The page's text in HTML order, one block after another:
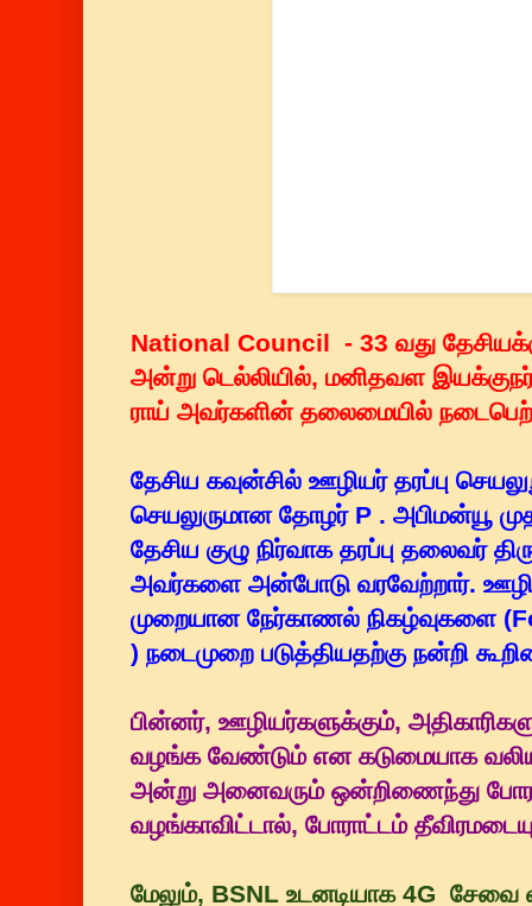
National Council - 33 வது
அன்று டெல்லியில், மனிதவள இயக்குநர்
ராய் அவர்களின் தலைமையில்
தேசிய கவுன்சில் ஊழியர் தரப்பு
செயலுருமான தோழர் P . அபிமன்யூ
தேசிய குழு நிர்வாக தரப்பு தலைவர்
அவர்களை அன்போடு வரவேற்றார்.
முறையான நேர்காணல் நிகழ்வுகளை
) நடைமுறை படுத்தியதற்கு நன்றி
பின்னர், ஊழியர்களுக்கும்,
வழங்க வேண்டும் என கடுமையாக
அன்று அனைவரும் ஒன்றிணைந்து
வழங்காவிட்டால், போராட்டம்
மேலும், BSNL உடனடியாக 4G